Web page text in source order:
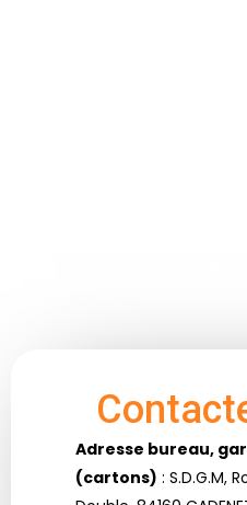
Adresse bureau,
(cartons) : S.D.G.M,